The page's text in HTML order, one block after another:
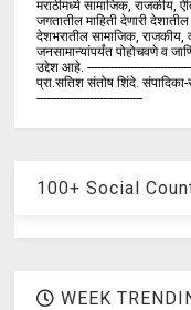
मराठीमध्ये सामाजिक, राजकीय,
जगतातील माहिती देणारी
देशभरातील सामाजिक, राजकीय,
जनसामान्यांपर्यंत पोहोचवणे व
उद्देश आहे.
प्रा.सतिश संतोष शिंदे. संपादिका-
--------------------------------
100+ Social
WEEK